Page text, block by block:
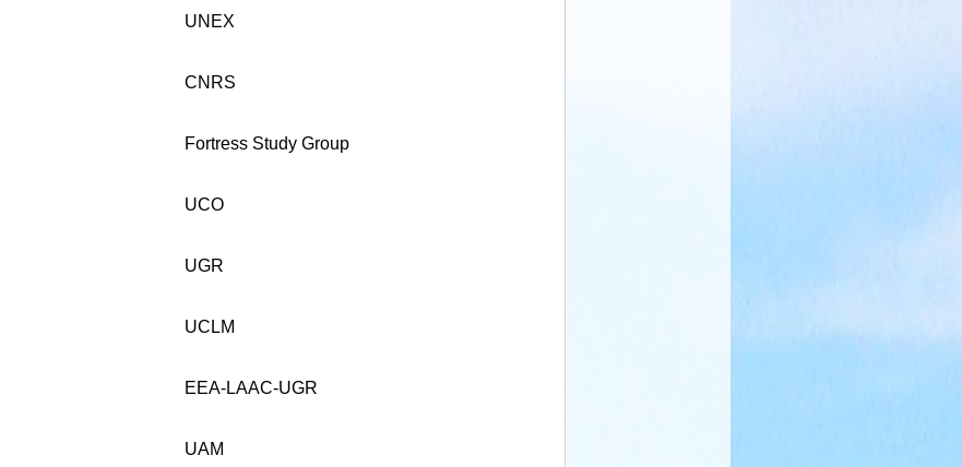
UNEX
CNRS
Fortress Study Group
UCO
UGR
UCLM
EEA-LAAC-UGR
UAM